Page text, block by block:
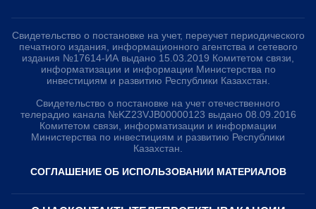
Свидетельство о постановке на учет, переучет периодического
печатного издания, информационного агентства и сетевого
издания №17614-ИА выдано 15.03.2019 Комитетом связи,
информатизации и информации Министерства по
инвестициям и развитию Республики Казахстан.
Свидетельство о постановке на учет отечественного
телерадио канала №KZ23VJB00000123 выдано 08.09.2016
Комитетом связи, информатизации и информации
Министерства по инвестициям и развитию Республики
Казахстан.
СОГЛАШЕНИЕ ОБ ИСПОЛЬЗОВАНИИ МАТЕРИАЛОВ